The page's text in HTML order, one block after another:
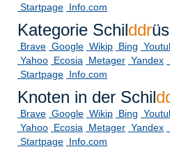
Startpage Info.com
Kategorie Schilddr
Brave Google Wikip Bing
Yahoo Ecosia Metager Yandex
Startpage Info.com
Knoten in der Schil
Brave Google Wikip Bing
Yahoo Ecosia Metager Yandex
Startpage Info.com